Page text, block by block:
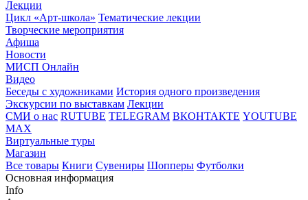
Лекции
Цикл «Арт-школа» Тематические лекции
Творческие мероприятия
Афиша
Новости
МИСП Онлайн
Видео
Беседы с художниками История одного произведения
Экскурсии по выставкам Лекции
СМИ о нас RUTUBE TELEGRAM ВКОНТАКТЕ YOUTUBE
MAX
Виртуальные туры
Магазин
Все товары Книги Сувениры Шопперы Футболки
Основная информация
Info